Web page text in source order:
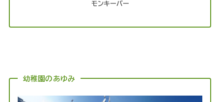
モンキーバー
幼稚園のあゆみ